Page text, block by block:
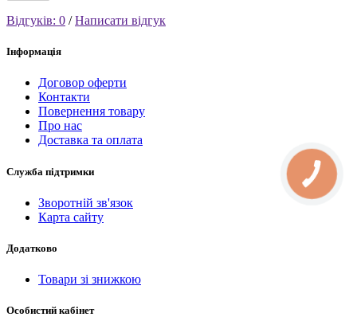
Відгуків: 0 /Написати відгук
Інформація
Договор оферти
Контакти
Повернення товару
Про нас
Доставка та оплата
Служба підтримки
Зворотній зв'язок
Карта сайту
Додатково
Товари зі знижкою
Особистий кабінет